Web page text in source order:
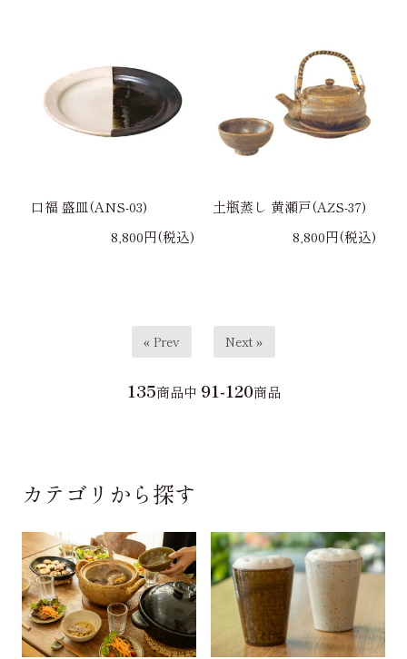
口福 盛皿(ANS-03)
8,800円(税込)
土瓶蒸し 黄瀬戸(AZS-37)
8,800円(税込)
« Prev Next »
135商品中 91-120商品
カテゴリから探す